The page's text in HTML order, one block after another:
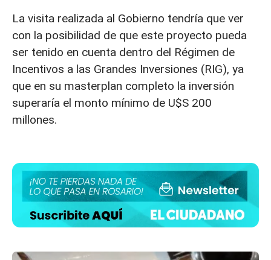
La visita realizada al Gobierno tendría que ver
con la posibilidad de que este proyecto pueda
ser tenido en cuenta dentro del Régimen de
Incentivos a las Grandes Inversiones (RIG), ya
que en su masterplan completo la inversión
superaría el monto mínimo de U$S 200
millones.